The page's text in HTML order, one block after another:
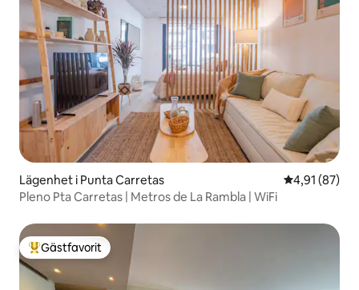
Lägenhet i Punta Carretas 4,91 av 5 i
4,91 (87)
Pleno Pta Carretas | Metros de La Rambla | WiFi
Populär gästfavorit
Gästfavorit